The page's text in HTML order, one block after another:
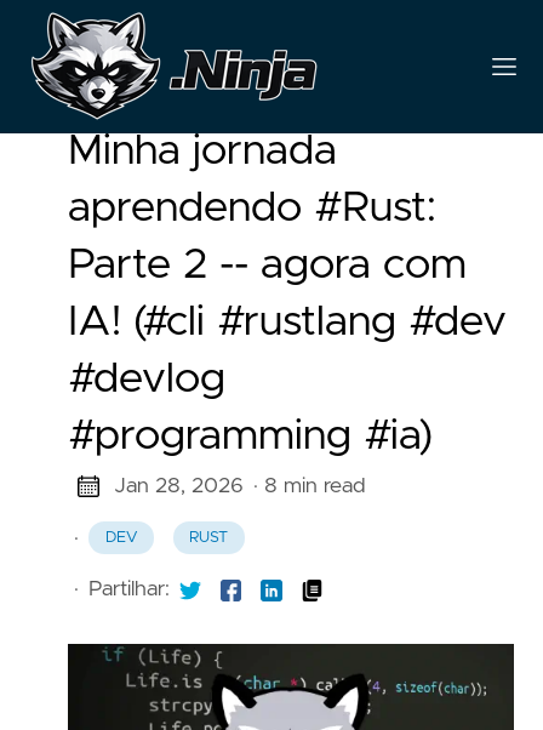
Minha jornada
aprendendo #Rust:
Parte 2 -- agora com
IA! (#cli #rustlang #dev
#devlog
#programming #ia)
Jan 28, 2026 · 8 min read
· DEV RUST
· Partilhar: